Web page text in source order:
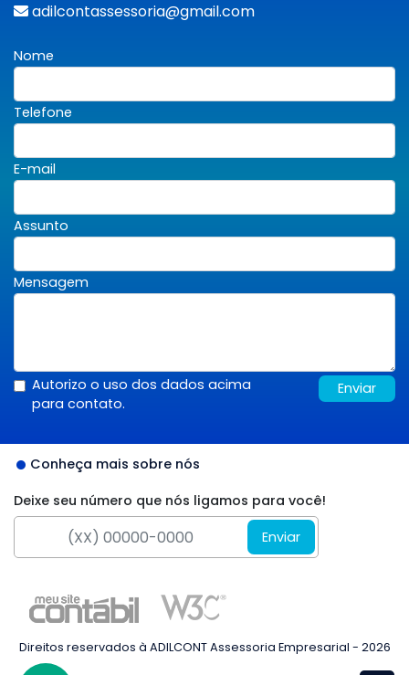
adilcontassessoria@gmail.com
Nome
Telefone
E-mail
Assunto
Mensagem
Autorizo o uso dos dados acima
para contato.
Enviar
Conheça mais sobre nós
Deixe seu número que nós ligamos para você!
Enviar
Direitos reservados à ADILCONT Assessoria Empresarial - 2026